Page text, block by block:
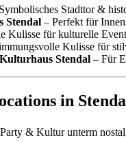
Stadttor &
Stendal – Perfekt für
Kulisse für kulturelle
Kulisse für
Stendal – Für
in
& Kultur unterm